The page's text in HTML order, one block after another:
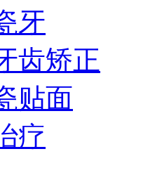
牙
齿矫正
贴面
疗